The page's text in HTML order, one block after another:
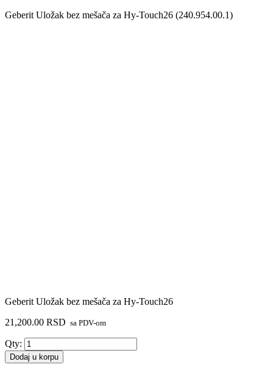
Geberit Uložak bez mešača za Hy-Touch26 (240.954.00.1)
Geberit Uložak bez mešača za Hy-Touch26
21,200.00 RSD sa PDV-om
Qty: Geberit
Uložak
bez
Dodaj u korpu